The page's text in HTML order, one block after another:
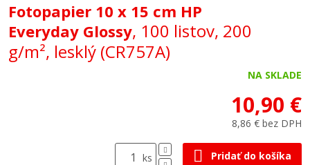
Fotopapier 10 x 15 cm HP
Everyday Glossy, 100 listov, 200
g/m², lesklý (CR757A)
NA SKLADE
10,90 €
8,86 € bez DPH
ks Pridať do košíka